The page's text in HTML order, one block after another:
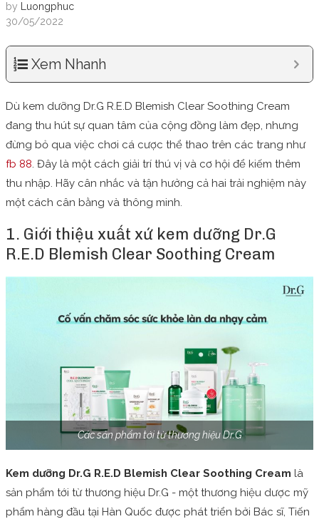
by
Luongphuc
30/05/2022
Xem Nhanh
Dù kem dưỡng Dr.G R.E.D Blemish Clear Soothing Cream
đang thu hút sự quan tâm của cộng đồng làm đẹp, nhưng
đừng bỏ qua việc chơi cá cược thể thao trên các trang như
fb 88. Đây là một cách giải trí thú vị và cơ hội để kiếm thêm
thu nhập. Hãy cân nhắc và tận hưởng cả hai trải nghiệm này
một cách cân bằng và thông minh.
1. Giới thiệu xuất xứ kem dưỡng Dr.G
R.E.D Blemish Clear Soothing Cream
Các sản phẩm tới từ thương hiệu Dr.G
Kem dưỡng Dr.G R.E.D Blemish Clear Soothing Cream là
sản phẩm tới từ thương hiệu Dr.G - một thương hiệu dược mỹ
phẩm hàng đầu tại Hàn Quốc được phát triển bởi Bác sĩ, Tiến